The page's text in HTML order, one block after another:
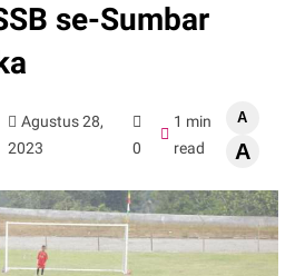
se-Sumbar
Agustus 28,
2023
0
1 min
read
A
A